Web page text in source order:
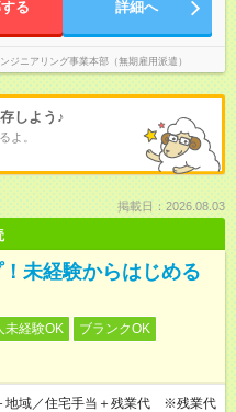
る 詳細へ
ニアリング事業本部（無期雇用派遣）
しよう♪
よ。
掲載日：2026.08.03
未経験からはじめる
未経験OK
ブランクOK
地域／住宅手当＋残業代 ※残業代